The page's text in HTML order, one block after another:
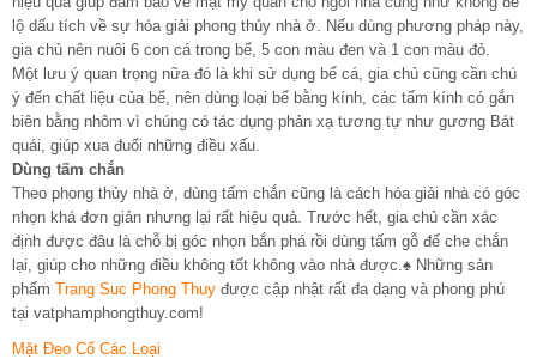
lộ dấu tích về sự hóa giải phong thủy nhà ở. Nếu dùng phương pháp này,
gia chủ nên nuôi 6 con cá trong bể, 5 con màu đen và 1 con màu đỏ.
Một lưu ý quan trọng nữa đó là khi sử dụng bể cá, gia chủ cũng cần chú
ý đến chất liệu của bể, nên dùng loại bể bằng kính, các tấm kính có gắn
biên bằng nhôm vì chúng có tác dụng phản xạ tương tự như gương Bát
quái, giúp xua đuổi những điều xấu.
Dùng tấm chắn
Theo phong thủy nhà ở, dùng tấm chắn cũng là cách hóa giải nhà có góc
nhọn khá đơn giản nhưng lại rất hiệu quả. Trước hết, gia chủ cần xác
định được đâu là chỗ bị góc nhọn bắn phá rồi dùng tấm gỗ để che chắn
lại, giúp cho những điều không tốt không vào nhà được.♠ Những sản
phẩm Trang Suc Phong Thuy được cập nhật rất đa dạng và phong phú
tại vatphamphongthuy.com!
Mặt Đeo Cổ Các Loại